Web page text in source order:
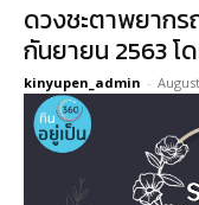
ดวงชะตาพยาก
กันยายน 2563 โ
kinyupen_admin -